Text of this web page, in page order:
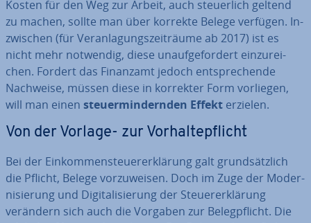
Kosten für den Weg zur Arbeit, auch steu­er­lich geltend
zu machen, sollte man über korrekte Belege verfügen. In­
zwi­schen (für Ver­an­la­gungs­zeit­räu­me ab 2017) ist es
nicht mehr notwendig, diese un­auf­ge­for­dert ein­zu­rei­
chen. Fordert das Finanzamt jedoch ent­spre­chen­de
Nachweise, müssen diese in korrekter Form vorliegen,
will man einen steu­er­min­dern­den Effekt erzielen.
Von der Vorlage- zur Vor­hal­te­pflicht
Bei der Ein­kom­men­steu­er­erklä­rung galt grund­sätz­lich
die Pflicht, Belege vor­zu­wei­sen. Doch im Zuge der Mo­der­
ni­sie­rung und Di­gi­ta­li­sie­rung der Steu­er­erklä­rung
verändern sich auch die Vorgaben zur Be­leg­pflicht. Die